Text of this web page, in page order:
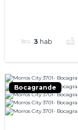
3 hab
Bocagrande